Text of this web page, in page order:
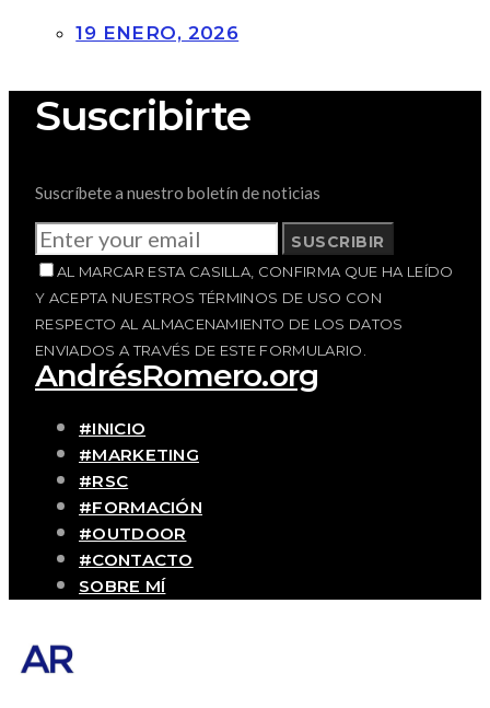
19 ENERO, 2026
Suscribirte
Suscríbete a nuestro boletín de noticias
SUSCRIBIR
AL MARCAR ESTA CASILLA, CONFIRMA QUE HA LEÍDO
Y ACEPTA NUESTROS TÉRMINOS DE USO CON
RESPECTO AL ALMACENAMIENTO DE LOS DATOS
ENVIADOS A TRAVÉS DE ESTE FORMULARIO.
AndrésRomero.org
#INICIO
#MARKETING
#RSC
#FORMACIÓN
#OUTDOOR
#CONTACTO
SOBRE MÍ
Romero. Experiencias personales y